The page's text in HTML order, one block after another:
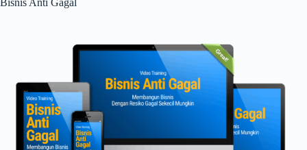
Bisnis Anti Gagal